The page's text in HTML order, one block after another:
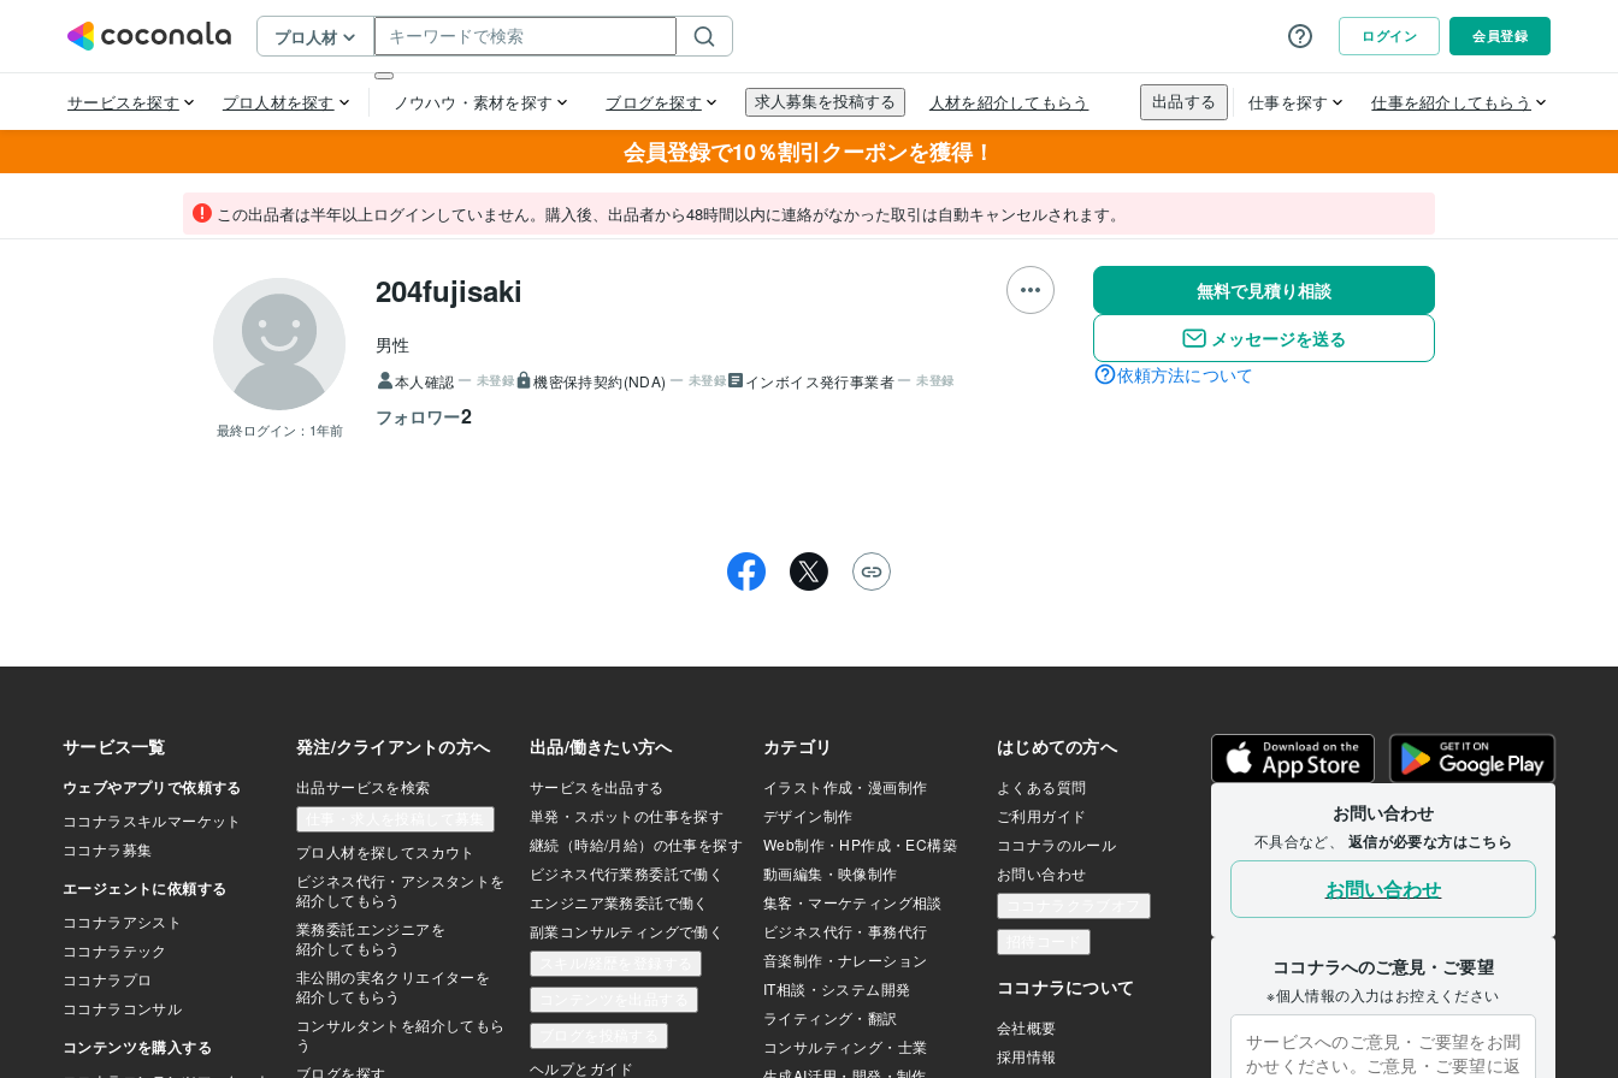
会員登録で10％割引クーポンを獲得！
この出品者は半年以上ログインしていません。購入後、出品者から48時間以内に連絡がなかった取引は自動キャンセルされます。
最終ログイン： 1年前
204fujisaki
男性
本人確認 未登録 機密保持契約(NDA) 未登録 インボイス発行事業者 未登録
フォロワー2
無料で見積り相談
メッセージを送る
依頼方法について